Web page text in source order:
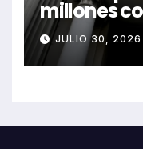
millones
JULIO 30, 2026